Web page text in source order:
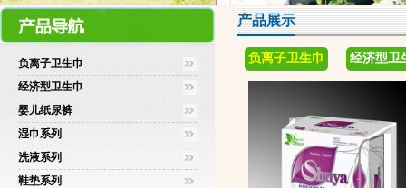
负离子卫生巾
经济型卫生巾
婴儿纸尿裤
湿巾系列
洗液系列
鞋垫系列
产品展示
负离子卫生巾 经济型卫